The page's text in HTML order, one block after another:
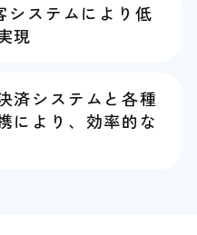
システムにより低
現
済システムと各種
により、効率的な